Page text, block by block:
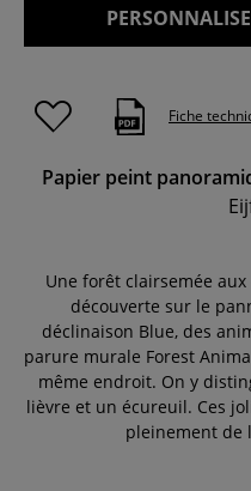
Fiche
Papier peint
Une forêt clairsemée
découverte sur le
déclinaison Blue, des
parure murale Forest
même endroit. On y
lièvre et un écureuil. Ces
pleinement de